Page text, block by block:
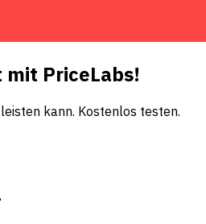
PriceLabs!
kann. Kostenlos testen.